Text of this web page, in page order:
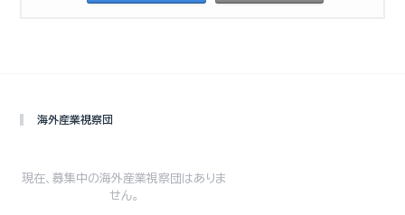
海外産業視察団
現在、募集中の海外産業視察団はありま
せん。